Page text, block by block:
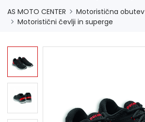
AS MOTO CENTER
Motoristična obutev
Motoristični čevlji in superge